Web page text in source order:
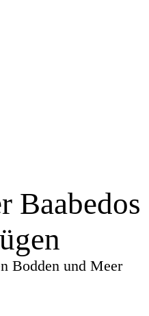
Baabedos
Bodden und Meer